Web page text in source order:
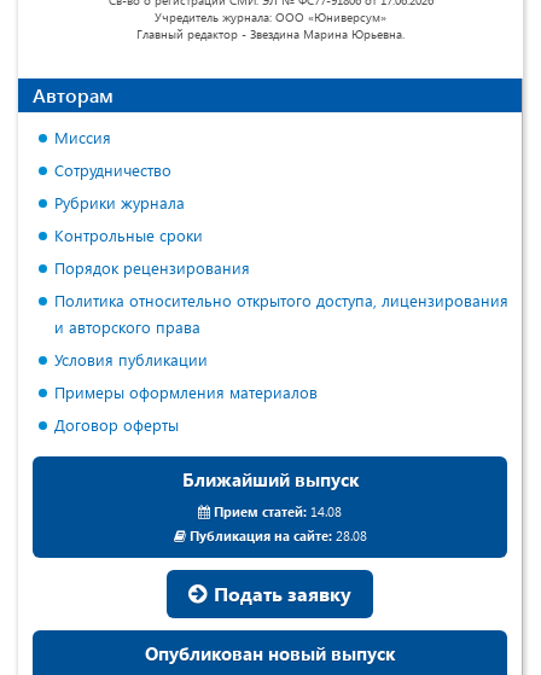
Учредитель журнала: ООО «Юниверсум»
Главный редактор - Звездина Марина Юрьевна.
Авторам
Миссия
Сотрудничество
Рубрики журнала
Контрольные сроки
Порядок рецензирования
Политика относительно открытого доступа, лицензирования
и авторского права
Условия публикации
Примеры оформления материалов
Договор оферты
Ближайший выпуск
Прием статей: 14.08
Публикация на сайте:28.08
Подать заявку
Опубликован новый выпуск